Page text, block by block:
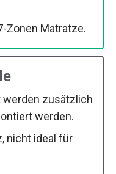
Zonen Matratze.
werden zusätzlich
werden.
nicht ideal für